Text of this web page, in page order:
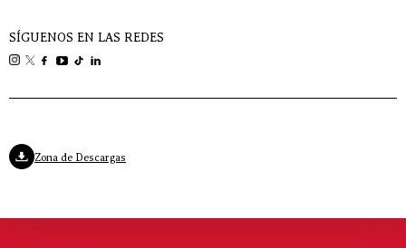
SÍGUENOS EN LAS REDES
Zona de Descargas